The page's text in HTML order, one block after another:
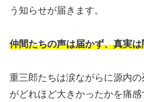
う知らせが届きます。
仲間たちの声は届かず、真実
重三郎たちは涙ながらに源内
がどれほど大きかったかを痛感